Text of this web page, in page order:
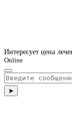
Интересует цена
Online
➤